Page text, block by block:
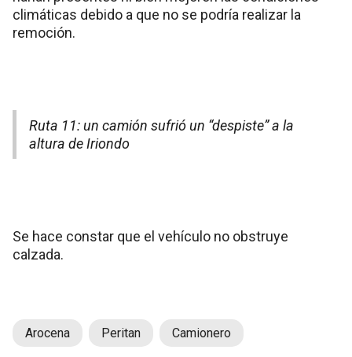
climáticas debido a que no se podría realizar la
remoción.
Ruta 11: un camión sufrió un “despiste” a la
altura de Iriondo
Se hace constar que el vehículo no obstruye
calzada.
Arocena Peritan Camionero